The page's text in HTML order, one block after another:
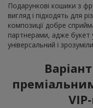
Подарункові кошики з
вигляд і підходять для
композиції добре
партнерами, адже букет
універсальний і